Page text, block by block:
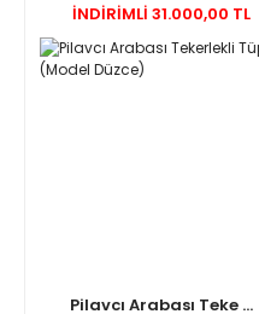
İNDİRİMLİ 31.000,00 TL
Pilavcı Arabası Teke ...